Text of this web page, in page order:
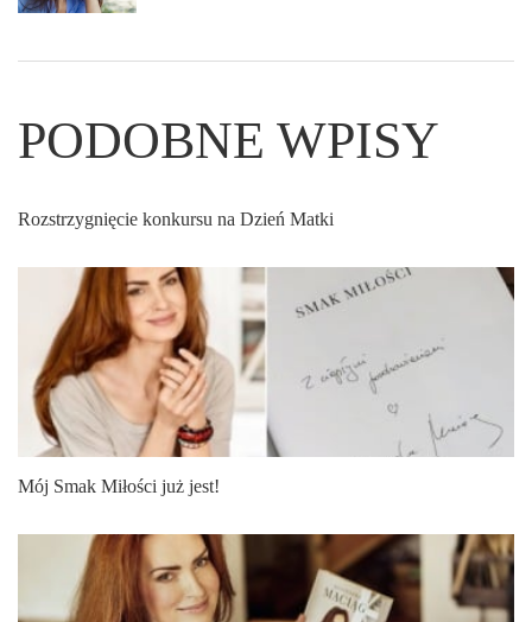
PODOBNE WPISY
Rozstrzygnięcie konkursu na Dzień Matki
Mój Smak Miłości już jest!